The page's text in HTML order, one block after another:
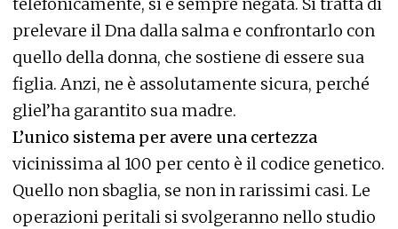
prelevare il Dna dalla salma e confrontarlo con
quello della donna, che sostiene di essere sua
figlia. Anzi, ne è assolutamente sicura, perché
gliel’ha garantito sua madre.
L’unico sistema per avere una certezza
vicinissima al 100 per cento è il codice genetico.
Quello non sbaglia, se non in rarissimi casi. Le
operazioni peritali si svolgeranno nello studio